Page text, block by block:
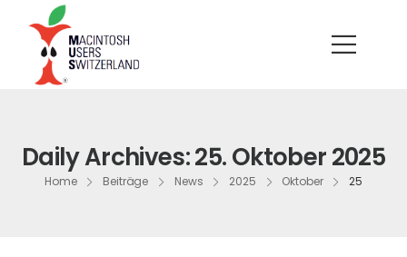
Daily Archives: 25. Oktober 2025
Home Beiträge News 2025 Oktober 25